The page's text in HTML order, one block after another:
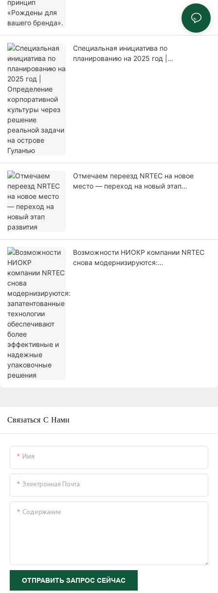
Специальная инициатива по
планированию на 2025 год |
Отмечаем переезд NRTEC на новое
место — переход на новый этап
Возможности НИОКР компании NRTEC
снова модернизируются:
Связаться С Нами
Имя
Электронная Почта
Содержание
ОТПРАВИТЬ ЗАПРОС СЕЙЧАС